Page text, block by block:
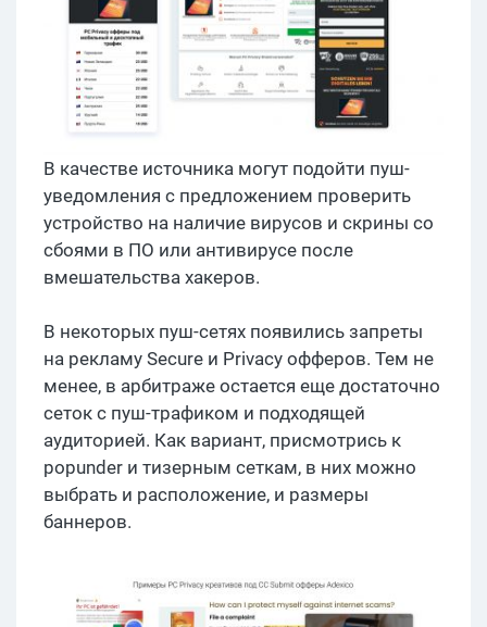
В качестве источника могут подойти пуш-
уведомления с предложением проверить
устройство на наличие вирусов и скрины со
сбоями в ПО или антивирусе после
вмешательства хакеров.
В некоторых пуш-сетях появились запреты
на рекламу Secure и Privacy офферов. Тем не
менее, в арбитраже остается еще достаточно
сеток с пуш-трафиком и подходящей
аудиторией. Как вариант, присмотрись к
popunder и тизерным сеткам, в них можно
выбрать и расположение, и размеры
баннеров.